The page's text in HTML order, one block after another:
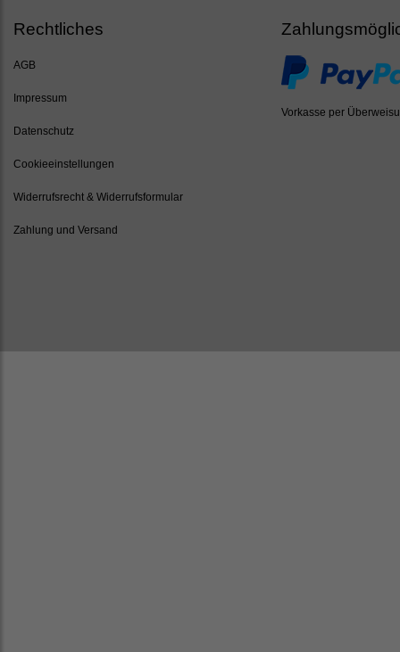
Rechtliches
AGB
Impressum
Datenschutz
Cookieeinstellungen
Widerrufsrecht & Widerrufsformular
Zahlung und Versand
Vorkasse per